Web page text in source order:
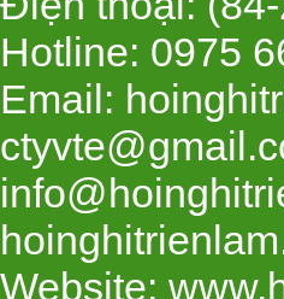
Hotline: 0975
Email:
Website: